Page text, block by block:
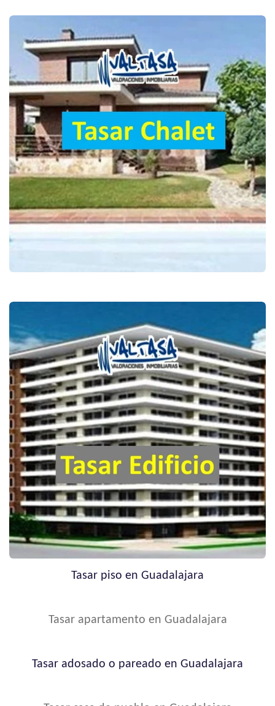
Tasar piso en Guadalajara
Tasar apartamento en Guadalajara
Tasar adosado o pareado en Guadalajara